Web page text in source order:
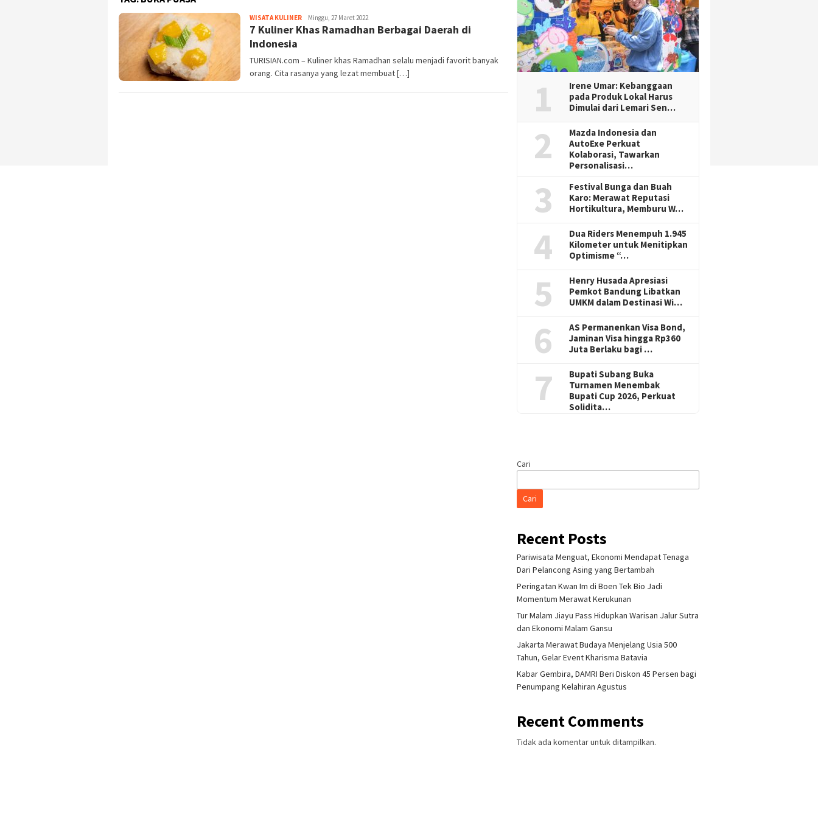
WISATA KULINERSintaMinggu, 27 Maret 2022
7 Kuliner Khas Ramadhan Berbagai Daerah di
Indonesia
TURISIAN.com – Kuliner khas Ramadhan selalu menjadi favorit banyak
orang. Cita rasanya yang lezat membuat […]
1
Irene Umar: Kebanggaan
pada Produk Lokal Harus
Dimulai dari Lemari Sen…
2
Mazda Indonesia dan
AutoExe Perkuat
Kolaborasi, Tawarkan
Personalisasi…
3
Festival Bunga dan Buah
Karo: Merawat Reputasi
Hortikultura, Memburu W…
4
Dua Riders Menempuh 1.945
Kilometer untuk Menitipkan
Optimisme “…
5
Henry Husada Apresiasi
Pemkot Bandung Libatkan
UMKM dalam Destinasi Wi…
6
AS Permanenkan Visa Bond,
Jaminan Visa hingga Rp360
Juta Berlaku bagi …
7
Bupati Subang Buka
Turnamen Menembak
Bupati Cup 2026, Perkuat
Solidita…
Cari
Cari
Recent Posts
Pariwisata Menguat, Ekonomi Mendapat Tenaga
Dari Pelancong Asing yang Bertambah
Peringatan Kwan Im di Boen Tek Bio Jadi
Momentum Merawat Kerukunan
Tur Malam Jiayu Pass Hidupkan Warisan Jalur Sutra
dan Ekonomi Malam Gansu
Jakarta Merawat Budaya Menjelang Usia 500
Tahun, Gelar Event Kharisma Batavia
Kabar Gembira, DAMRI Beri Diskon 45 Persen bagi
Penumpang Kelahiran Agustus
Recent Comments
Tidak ada komentar untuk ditampilkan.